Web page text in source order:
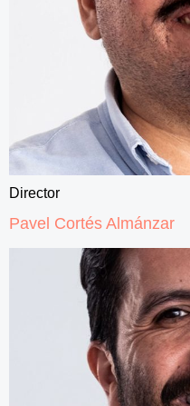
Director
Pavel Cortés Almánzar